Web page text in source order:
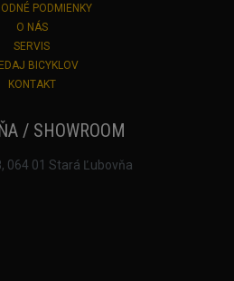
PODMIENKY
O NÁS
SERVIS
BICYKLOV
KONTAKT
/ SHOWROOM
064 01 Stará Ľubovňa